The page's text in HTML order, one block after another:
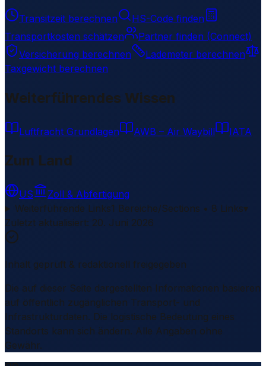
Transitzeit berechnen
HS-Code finden
Transportkosten schätzen
Partner finden (Connect)
Versicherung berechnen
Lademeter berechnen
Taxgewicht berechnen
Weiterführendes Wissen
Luftfracht Grundlagen AWB – Air Waybill IATA
Zum Land
US
Zoll & Abfertigung
Weiterführende Links1 Bereiche/Sections • 8 Links▾
Zuletzt aktualisiert: 20. Juni 2026
Inhalt geprüft & redaktionell freigegeben
Die auf dieser Seite dargestellten Informationen basieren
auf öffentlich zugänglichen Transport- und
Infrastrukturdaten. Die logistische Bedeutung eines
Standorts kann sich ändern. Alle Angaben ohne
Gewähr.